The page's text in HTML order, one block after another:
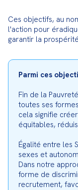
Ces objectifs, au
l'action pour
garantir la
Parmi ces
Fin de la
toutes ses
cela signifie
équitables,
Égalité entre les
sexes et
Dans notre
forme de
recrutement,